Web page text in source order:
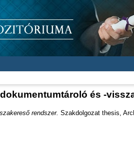
és -
rendszer. Szakdolgozat thesis,